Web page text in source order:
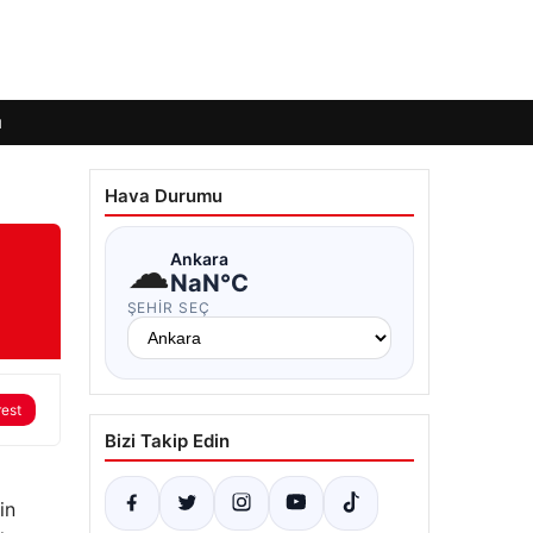
Hava Durumu
☁Ankara
NaN°C
ŞEHIR SEÇ
Bizi Takip Edin